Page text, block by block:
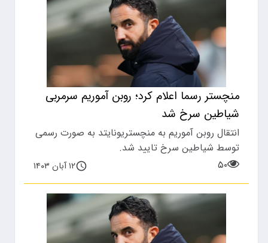
منچستر رسما اعلام کرد؛ روبن آموریم سرمربی
شیاطین سرخ شد
انتقال روبن آموریم به منچستریونایتد به صورت رسمی
توسط شیاطین سرخ تایید شد.
۵۰
۱۲ آبان ۱۴۰۳